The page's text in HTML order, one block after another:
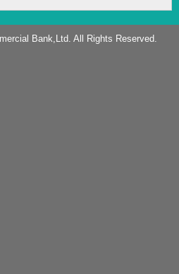
Bank,Ltd. All Rights Reserved.